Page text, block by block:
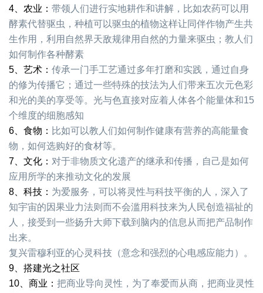
4、农业： 带领人们进行实地耕作和讲解，比如农药可以用
酵素代替驱虫，种植可以驱虫的植物这样让同伴作物产生共
生作用，利用自然界天敌规律用自然的力量来驱虫；教人们
如何制作各种酵素
5、艺术： 传承一门手工艺通过多年打磨和实践，通过自身
的修为传播它；通过一些特殊的技法为人们带来五次元色彩
和光的美的享受等。光与色直接对应着人体各个能量体和15
个维度的细胞感知
6、食物： 比如可以教人们如何制作健康有营养的高能量食
物，如何选购好的食材等。
7、文化： 对于非物质文化遗产的继承和传播，自己是如何
应用所学的来推动文化的发展
8、科技： 为爱服务，可以将灵性与科技平衡的人，深入了
知宇宙的因果业力法则而不会滥用科技来为人民创造福祉的
人，接受到一些扬升大师下载到脑内的信息从而把产品制作
出来。
复兴雷穆利亚的心灵科技（意念和强烈的心电感应能力）。
9、搭建光之社区
10、商业： 把商业导向灵性，为了奉爱而从商，把商业灵性